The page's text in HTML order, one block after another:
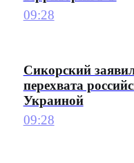
09:28
Сикорский
перехвата
Украиной
09:28